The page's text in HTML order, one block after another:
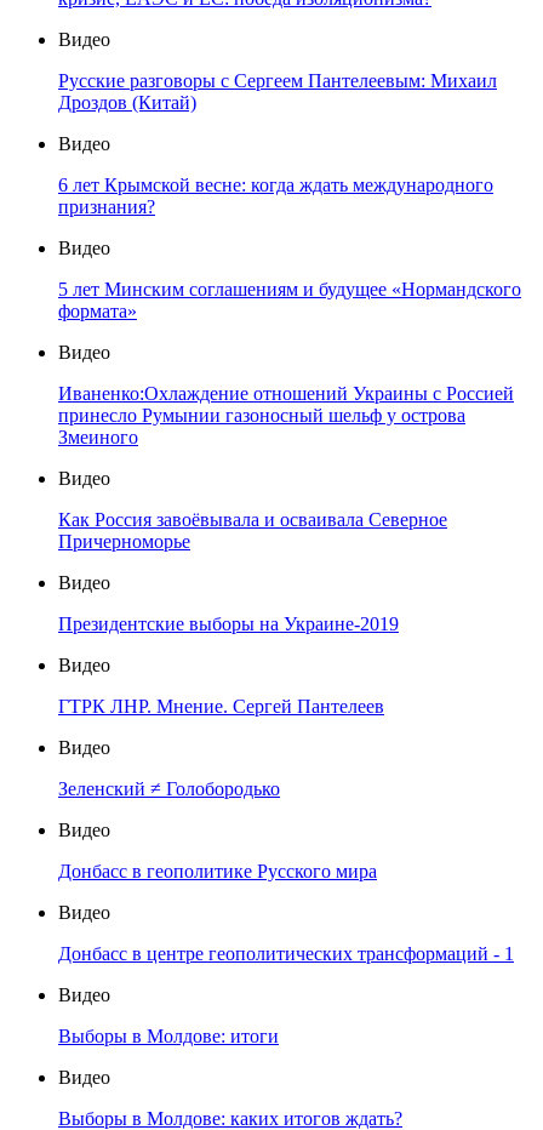
Видео
Русские разговоры с Сергеем Пантелеевым: Михаил
Дроздов (Китай)
Видео
6 лет Крымской весне: когда ждать международного
признания?
Видео
5 лет Минским соглашениям и будущее «Нормандского
формата»
Видео
Иваненко:Охлаждение отношений Украины с Россией
принесло Румынии газоносный шельф у острова
Змеиного
Видео
Как Россия завоёвывала и осваивала Северное
Причерноморье
Видео
Президентские выборы на Украине-2019
Видео
ГТРК ЛНР. Мнение. Сергей Пантелеев
Видео
Зеленский ≠ Голобородько
Видео
Донбасс в геополитике Русского мира
Видео
Донбасс в центре геополитических трансформаций - 1
Видео
Выборы в Молдове: итоги
Видео
Выборы в Молдове: каких итогов ждать?